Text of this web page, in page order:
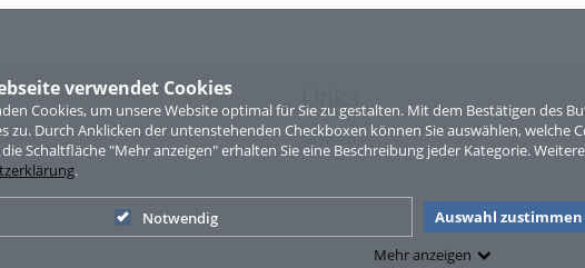
verwendet Cookies
Cookies, um unsere Website optimal für Sie zu gestalten. Mit dem Bestätigen des
zu. Durch Anklicken der untenstehenden Checkboxen können Sie auswählen, welche
Schaltfläche "Mehr anzeigen" erhalten Sie eine Beschreibung jeder Kategorie.
.
Notwendig Auswahl zustimmen
Mehr anzeigen
Links
Sitemap